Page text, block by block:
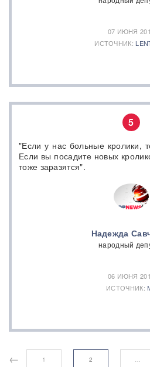
07 ИЮНЯ
ИСТОЧНИК:
5
"Если у нас больные кролики,
Если вы посадите новых
тоже заразятся".
Надежда
народный
06 ИЮНЯ
ИСТОЧНИК:
← 1 2 …